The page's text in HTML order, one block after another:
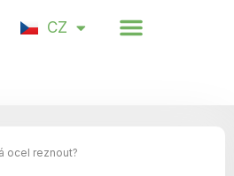
CZ
DE
ocel reznout?